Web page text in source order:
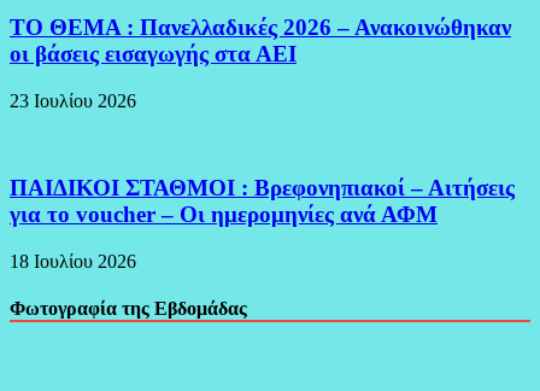
ΤΟ ΘΕΜΑ : Πανελλαδικές 2026 – Ανακοινώθηκαν
οι βάσεις εισαγωγής στα ΑΕΙ
23 Ιουλίου 2026
ΠΑΙΔΙΚΟΙ ΣΤΑΘΜΟΙ : Βρεφονηπιακοί – Αιτήσεις
για το voucher – Οι ημερομηνίες ανά ΑΦΜ
18 Ιουλίου 2026
Φωτογραφία της Εβδομάδας